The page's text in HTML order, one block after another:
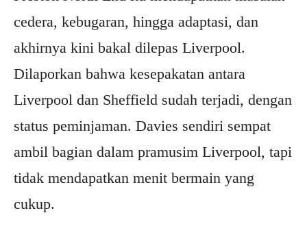
cedera, kebugaran, hingga adaptasi, dan
akhirnya kini bakal dilepas Liverpool.
Dilaporkan bahwa kesepakatan antara
Liverpool dan Sheffield sudah terjadi, dengan
status peminjaman. Davies sendiri sempat
ambil bagian dalam pramusim Liverpool, tapi
tidak mendapatkan menit bermain yang
cukup.